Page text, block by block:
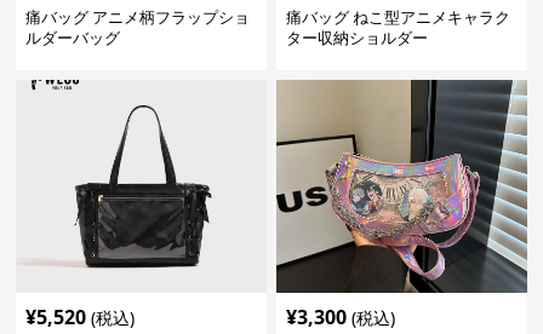
痛バッグ アニメ柄フラップショ
ルダーバッグ
痛バッグ ねこ型アニメキャラク
ター収納ショルダー
¥5,520 (税込) ¥3,300 (税込)